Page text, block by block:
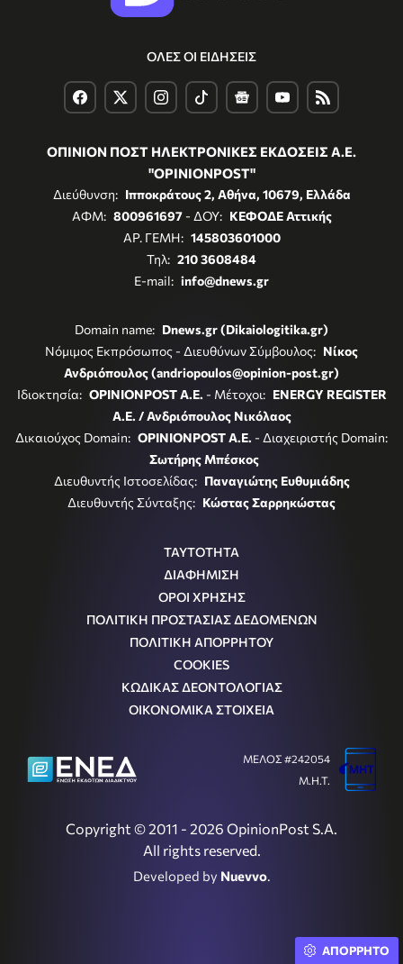
ΟΛΕΣ ΟΙ ΕΙΔΗΣΕΙΣ
ΟΠΙΝΙΟΝ ΠΟΣΤ ΗΛΕΚΤΡΟΝΙΚΕΣ ΕΚΔΟΣΕΙΣ Α.Ε.
"OPINIONPOST"
Διεύθυνση: Ιπποκράτους 2, Αθήνα, 10679, Ελλάδα
ΑΦΜ: 800961697- ΔΟΥ: ΚΕΦΟΔΕ Αττικής
ΑΡ. ΓΕΜΗ: 145803601000
Τηλ: 210 3608484
E-mail: info@dnews.gr
Domain name: Dnews.gr (Dikaiologitika.gr)
Νόμιμος Εκπρόσωπος - Διευθύνων Σύμβουλος: Νίκος
Ανδριόπουλος (andriopoulos@opinion-post.gr)
Ιδιοκτησία: OPINIONPOST A.E. - Μέτοχοι: ENERGY REGISTER
Α.Ε. / Ανδριόπουλος Νικόλαος
Δικαιούχος Domain: OPINIONPOST A.E. - Διαχειριστής Domain:
Σωτήρης Μπέσκος
Διευθυντής Ιστοσελίδας: Παναγιώτης Ευθυμιάδης
Διευθυντής Σύνταξης: Κώστας Σαρρηκώστας
ΤΑΥΤΟΤΗΤΑ
ΔΙΑΦΗΜΙΣΗ
ΟΡΟΙ ΧΡΗΣΗΣ
ΠΟΛΙΤΙΚΗ ΠΡΟΣΤΑΣΙΑΣ ΔΕΔΟΜΕΝΩΝ
ΠΟΛΙΤΙΚΗ ΑΠΟΡΡΗΤΟΥ
COOKIES
ΚΩΔΙΚΑΣ ΔΕΟΝΤΟΛΟΓΙΑΣ
ΟΙΚΟΝΟΜΙΚΑ ΣΤΟΙΧΕΙΑ
Copyright © 2011 - 2026 OpinionPost S.A.
All rights reserved.
Developed by Nuevvo.
ΜΕΛΟΣ #242054
Μ.Η.Τ.
ΑΠΟΡΡΗΤΟ